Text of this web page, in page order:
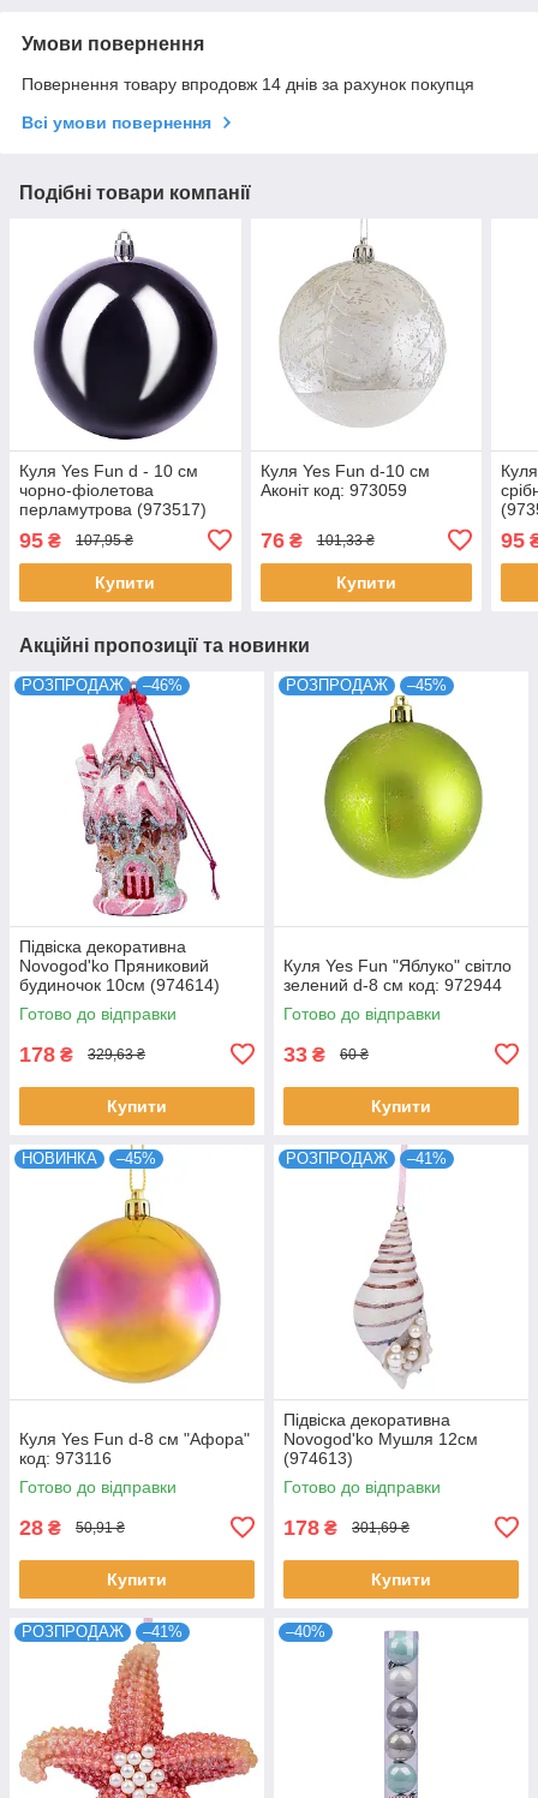
Умови повернення
Повернення товару впродовж 14 днів за рахунок покупця
Всі умови повернення
Подібні товари компанії
Куля Yes Fun d - 10 см
чорно-фіолетова
перламутрова (973517)
95 ₴ 107,95 ₴
Купити
Куля Yes Fun d-10 см
Аконіт код: 973059
76₴ 101,33 ₴
Купити
95
Акційні пропозиції та новинки
РОЗПРОДАЖ –46%
Підвіска декоративна
Novogod'ko Пряниковий
будиночок 10см (974614)
Готово до відправки
178 ₴ 329,63 ₴
Купити
РОЗПРОДАЖ –45%
Куля Yes Fun "Яблуко" світло
зелений d-8 см код: 972944
Готово до відправки
33 ₴ 60 ₴
Купити
НОВИНКА –45%
Куля Yes Fun d-8 см "Афора"
код: 973116
Готово до відправки
28 ₴ 50,91 ₴
Купити
РОЗПРОДАЖ –41%
Підвіска декоративна
Novogod'ko Мушля 12см
(974613)
Готово до відправки
178 ₴ 301,69 ₴
Купити
РОЗПРОДАЖ –41% –40%